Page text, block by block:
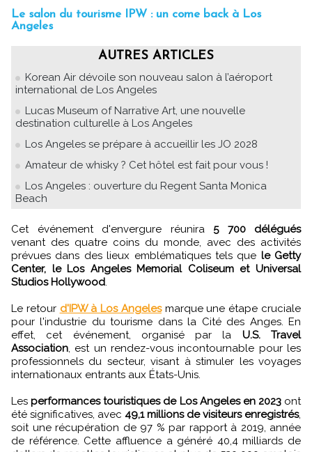
Le salon du tourisme IPW : un come back à Los
Angeles
AUTRES ARTICLES
Korean Air dévoile son nouveau salon à l’aéroport
international de Los Angeles
Lucas Museum of Narrative Art, une nouvelle
destination culturelle à Los Angeles
Los Angeles se prépare à accueillir les JO 2028
Amateur de whisky ? Cet hôtel est fait pour vous !
Los Angeles : ouverture du Regent Santa Monica
Beach
Cet événement d'envergure réunira 5 700 délégués
venant des quatre coins du monde, avec des activités
prévues dans des lieux emblématiques tels que le Getty
Center, le Los Angeles Memorial Coliseum et Universal
Studios Hollywood.
Le retour d'IPW à Los Angelesmarque une étape cruciale
pour l'industrie du tourisme dans la Cité des Anges. En
effet, cet événement, organisé par la U.S. Travel
Association, est un rendez-vous incontournable pour les
professionnels du secteur, visant à stimuler les voyages
internationaux entrants aux États-Unis.
Lesperformances touristiques de Los Angeles en 2023ont
été significatives, avec 49,1 millions de visiteurs enregistrés,
soit une récupération de 97 % par rapport à 2019, année
de référence. Cette affluence a généré 40,4 milliards de